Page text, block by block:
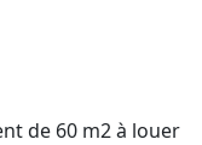
de 60 m2 à louer